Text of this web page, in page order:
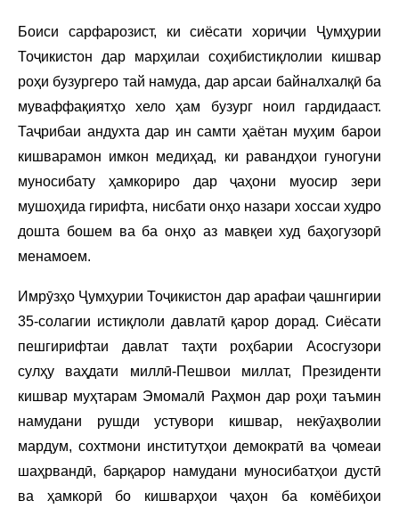
Боиси сарфарозист, ки сиёсати хориҷии Ҷумҳурии
Тоҷикистон дар марҳилаи соҳибистиқлолии кишвар
роҳи бузургеро тай намуда, дар арсаи байналхалқӣ ба
муваффақиятҳо хело ҳам бузург ноил гардидааст.
Таҷрибаи андухта дар ин самти ҳаётан муҳим барои
кишварамон имкон медиҳад, ки равандҳои гуногуни
муносибату ҳамкориро дар ҷаҳони муосир зери
мушоҳида гирифта, нисбати онҳо назари хоссаи худро
дошта бошем ва ба онҳо аз мавқеи худ баҳогузорӣ
менамоем.
Имрӯзҳо Ҷумҳурии Тоҷикистон дар арафаи ҷашнгирии
35-солагии истиқлоли давлатӣ қарор дорад. Сиёсати
пешгирифтаи давлат таҳти роҳбарии Асосгузори
сулҳу ваҳдати миллӣ-Пешвои миллат, Президенти
кишвар муҳтарам Эмомалӣ Раҳмон дар роҳи таъмин
намудани рушди устувори кишвар, некӯаҳволии
мардум, сохтмони институтҳои демократӣ ва ҷомеаи
шаҳрвандӣ, барқарор намудани муносибатҳои дустӣ
ва ҳамкорӣ бо кишварҳои ҷаҳон ба комёбиҳои